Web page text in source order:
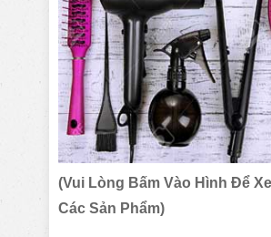
(Vui Lòng Bấm Vào Hình Để
Các Sản Phẩm)